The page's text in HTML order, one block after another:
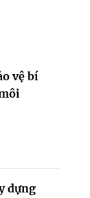
vệ bí
dựng